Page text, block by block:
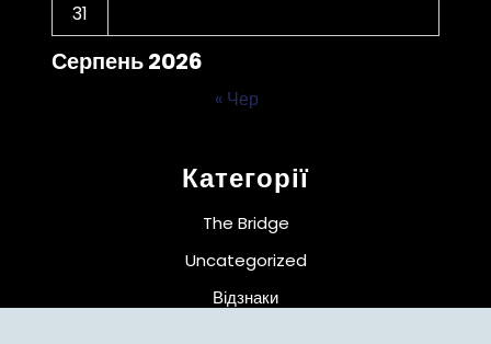
Серпень 2026
31
« Чер
Категорії
The Bridge
Uncategorized
Відзнаки